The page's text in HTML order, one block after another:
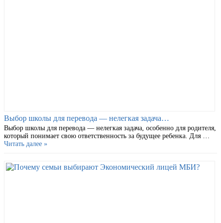
Выбор школы для перевода — нелегкая задача…
Выбор школы для перевода — нелегкая задача, особенно для родителя,
который понимает свою ответственность за будущее ребенка. Для …
Читать далее »